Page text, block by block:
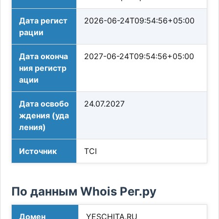
Дата регист
рации
2026-06-24T09:54:56+05:00
Дата оконча
ния регистр
ации
2027-06-24T09:54:56+05:00
Дата освобо
ждения (уда
ления)
24.07.2027
Источник TCI
По данным Whois Рег.ру
Домен YESCHITA.RU